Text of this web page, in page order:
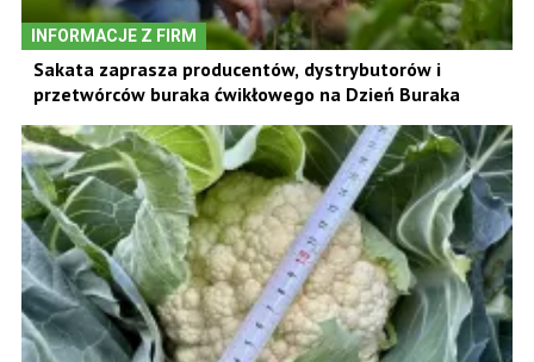
INFORMACJE Z FIRM
Sakata zaprasza producentów, dystrybutorów i
przetwórców buraka ćwikłowego na Dzień Buraka